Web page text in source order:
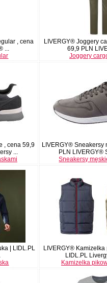
, cena
LIVERGY® Joggery
69,9 PLN
Joggery
, cena 59,9
...
LIVERGY® Sneakersy
PLN LIVERGY®
Sneakersy
| LIDL.PL
LIVERGY®
LIDL.PL
Kamizelka